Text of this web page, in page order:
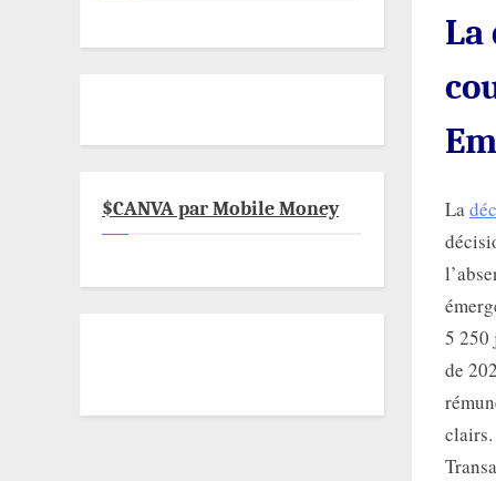
La
La
5 250
de
clairs.
$CANVA par Mobile Money